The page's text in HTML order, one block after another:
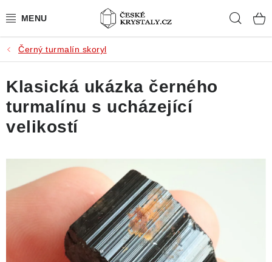
na
PŘÍRODNÍ KAMENY
BROUŠENÉ KAMENY
MISTROVSKÉ KRYSTALY
SLEVY
Černý turmalín skoryl
Klasická ukázka černého
turmalínu s ucházející
velikostí